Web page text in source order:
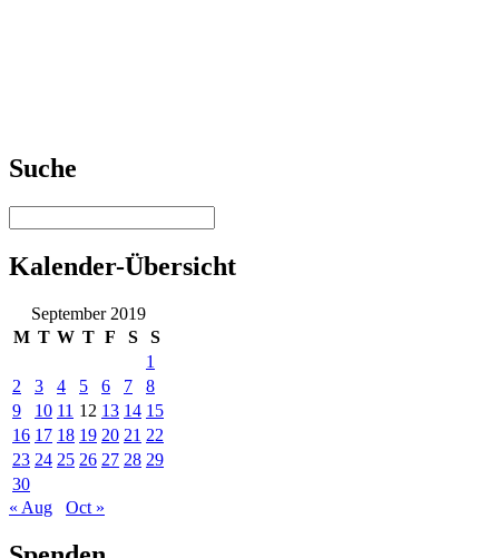
Suche
Kalender-Übersicht
September 2019
M T W T F S
S
1
2
3 4 5 6 7
8
9
10 11 12 13 14 15
16 17 18 19 20 21 22
23 24 25 26 27 28 29
30
« Aug
Oct »